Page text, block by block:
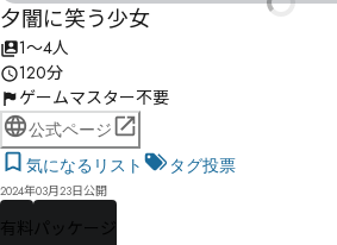
夕闇に笑う少女
1〜4人
120分
ゲームマスター不要
公式ページ
気になるリスト
タグ投票
2024年03月23日公開
有料 パッケージ